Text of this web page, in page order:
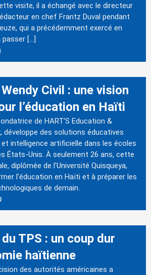
visite, il a échangé avec le directeur
en chef Frantz Duval pendant
qui a précédemment exercé en
[…]
Civil : une vision
l’éducation en Haïti
de HART'S Education &
développe des solutions éducatives
intelligence artificielle dans les écoles
États-Unis. À seulement 26 ans, cette
diplômée de l'Université Quisqueya,
l'éducation en Haïti et à préparer les
de demain.
TPS : un coup dur
haïtienne
des autorités américaines a